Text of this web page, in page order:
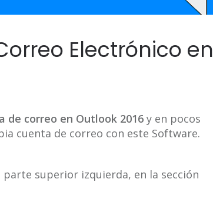
Electrónico en
de correo en Outlook 2016 y en pocos
cuenta de correo con este Software.
superior izquierda, en la sección